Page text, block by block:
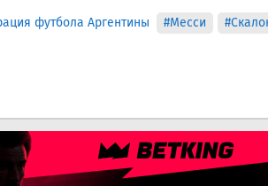
футбола Аргентины #Месси